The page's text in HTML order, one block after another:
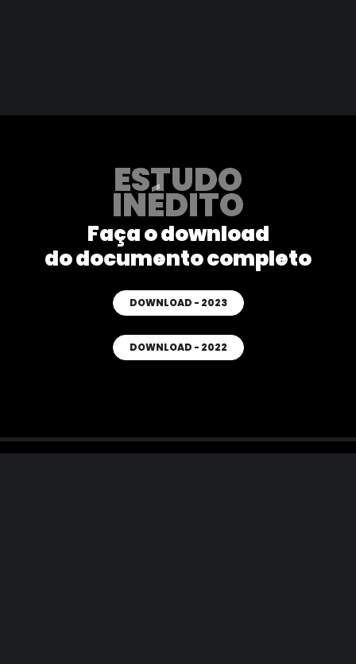
ESTUDO
INÉDITO
Faça o download
do documento completo
DOWNLOAD - 2023
DOWNLOAD - 2022